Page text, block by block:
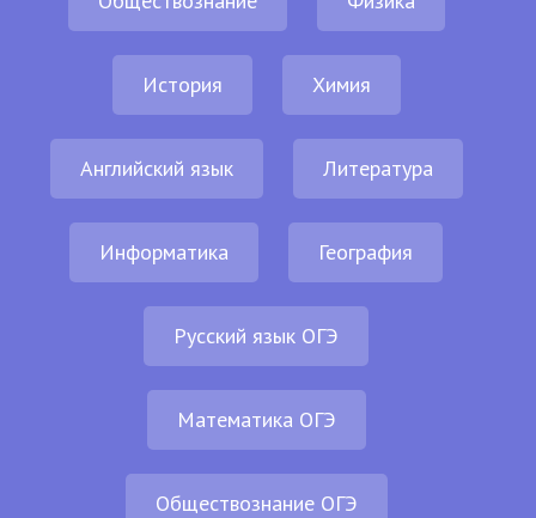
История Химия
Английский язык Литература
Информатика География
Русский язык ОГЭ
Математика ОГЭ
Обществознание ОГЭ